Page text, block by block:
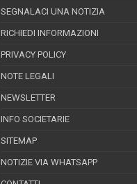
SEGNALACI UNA NOTIZIA
RICHIEDI INFORMAZIONI
PRIVACY POLICY
NOTE LEGALI
NEWSLETTER
INFO SOCIETARIE
SITEMAP
NOTIZIE VIA WHATSAPP